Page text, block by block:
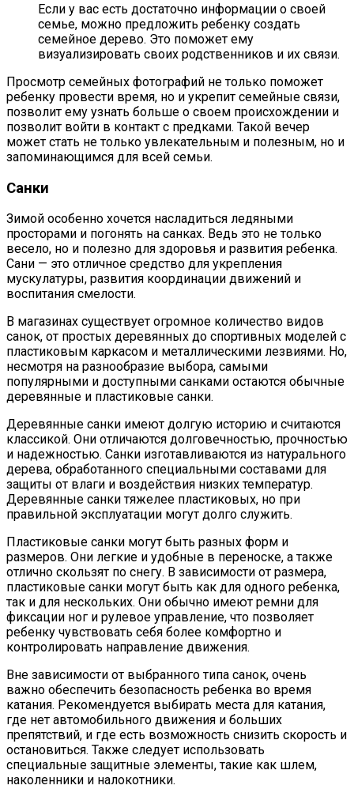
Если у вас есть достаточно информации о своей
семье, можно предложить ребенку создать
семейное дерево. Это поможет ему
визуализировать своих родственников и их связи.
Просмотр семейных фотографий не только поможет
ребенку провести время, но и укрепит семейные связи,
позволит ему узнать больше о своем происхождении и
позволит войти в контакт с предками. Такой вечер
может стать не только увлекательным и полезным, но и
запоминающимся для всей семьи.
Санки
Зимой особенно хочется насладиться ледяными
просторами и погонять на санках. Ведь это не только
весело, но и полезно для здоровья и развития ребенка.
Сани — это отличное средство для укрепления
мускулатуры, развития координации движений и
воспитания смелости.
В магазинах существует огромное количество видов
санок, от простых деревянных до спортивных моделей с
пластиковым каркасом и металлическими лезвиями. Но,
несмотря на разнообразие выбора, самыми
популярными и доступными санками остаются обычные
деревянные и пластиковые санки.
Деревянные санки имеют долгую историю и считаются
классикой. Они отличаются долговечностью, прочностью
и надежностью. Санки изготавливаются из натурального
дерева, обработанного специальными составами для
защиты от влаги и воздействия низких температур.
Деревянные санки тяжелее пластиковых, но при
правильной эксплуатации могут долго служить.
Пластиковые санки могут быть разных форм и
размеров. Они легкие и удобные в переноске, а также
отлично скользят по снегу. В зависимости от размера,
пластиковые санки могут быть как для одного ребенка,
так и для нескольких. Они обычно имеют ремни для
фиксации ног и рулевое управление, что позволяет
ребенку чувствовать себя более комфортно и
контролировать направление движения.
Вне зависимости от выбранного типа санок, очень
важно обеспечить безопасность ребенка во время
катания. Рекомендуется выбирать места для катания,
где нет автомобильного движения и больших
препятствий, и где есть возможность снизить скорость и
остановиться. Также следует использовать
специальные защитные элементы, такие как шлем,
наколенники и налокотники.